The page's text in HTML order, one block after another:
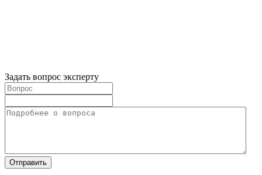
Задать вопрос эксперту